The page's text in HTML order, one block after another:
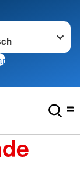
wechseln zu